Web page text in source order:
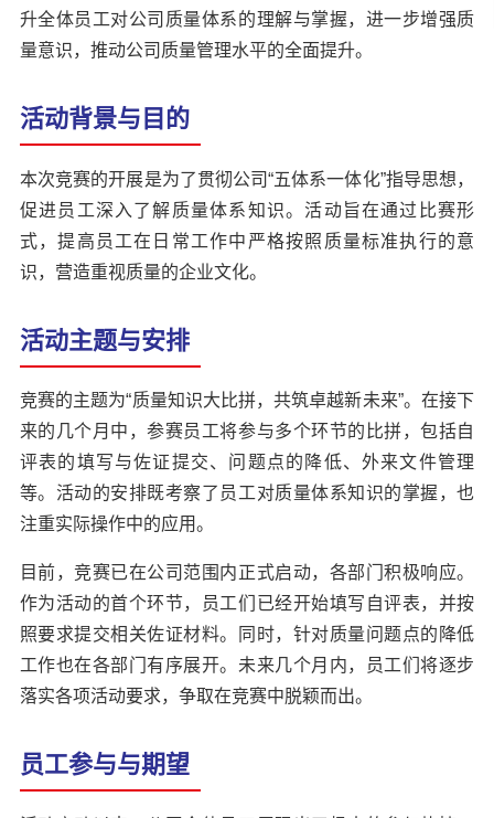
升全体员工对公司质量体系的理解与掌握，进一步增强质
量意识，推动公司质量管理水平的全面提升。
活动背景与目的
本次竞赛的开展是为了贯彻公司“五体系一体化”指导思想，
促进员工深入了解质量体系知识。活动旨在通过比赛形
式，提高员工在日常工作中严格按照质量标准执行的意
识，营造重视质量的企业文化。
活动主题与安排
竞赛的主题为“质量知识大比拼，共筑卓越新未来”。在接下
来的几个月中，参赛员工将参与多个环节的比拼，包括自
评表的填写与佐证提交、问题点的降低、外来文件管理
等。活动的安排既考察了员工对质量体系知识的掌握，也
注重实际操作中的应用。
目前，竞赛已在公司范围内正式启动，各部门积极响应。
作为活动的首个环节，员工们已经开始填写自评表，并按
照要求提交相关佐证材料。同时，针对质量问题点的降低
工作也在各部门有序展开。未来几个月内，员工们将逐步
落实各项活动要求，争取在竞赛中脱颖而出。
员工参与与期望